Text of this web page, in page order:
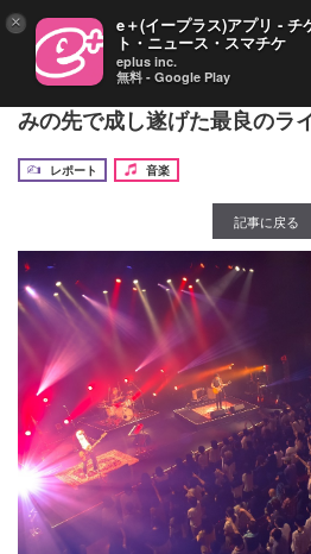
LOST IN TIME、“順風満帆と
みの先で成し遂げた最良のラ
レポート
音楽
記事に戻る
× e＋(イープラス)アプリ - チ
ト・ニュース・スマチケ
eplus inc.
無料 - Google Play